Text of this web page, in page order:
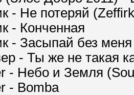
- Не потеряй
- Конченная
- Засыпай без меня
- Ты же не такая
- Небо и Земля
- Bomba